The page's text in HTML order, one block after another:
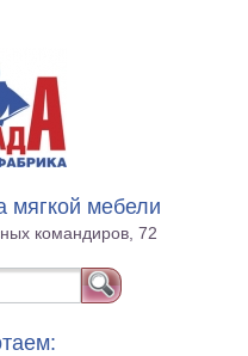
мягкой мебели
командиров, 72